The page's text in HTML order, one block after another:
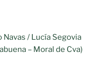
/ Lucía Segovia
– Moral de Cva)